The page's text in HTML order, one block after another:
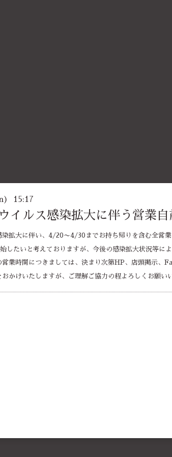
15:17
イルス感染拡大に伴う営業自
拡大に伴い、4/20〜4/30までお持ち帰りを含む全営業
したいと考えておりますが、今後の感染拡大状況等に
業時間につきましては、決まり次第HP、店頭掲示、
かけいたしますが、ご理解ご協力の程よろしくお願い